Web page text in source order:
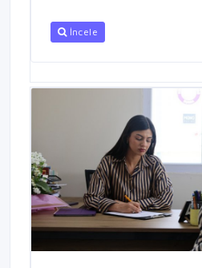
İncele